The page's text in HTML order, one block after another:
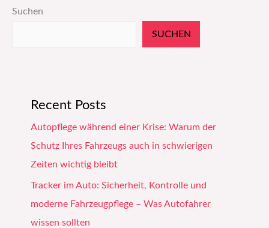
Suchen
SUCHEN
Recent Posts
Autopflege während einer Krise: Warum der
Schutz Ihres Fahrzeugs auch in schwierigen
Zeiten wichtig bleibt
Tracker im Auto: Sicherheit, Kontrolle und
moderne Fahrzeugpflege – Was Autofahrer
wissen sollten